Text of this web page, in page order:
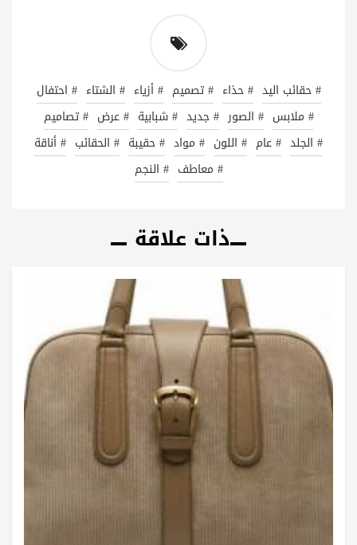
# حقائب اليد # حذاء # تصميم # أزياء # الشتاء # احتفال
# ملابس # الصور # جديد # شبابية # عرض # تصاميم
# الجلد # عام # اللون # مواد # حقيبة # الحقائب # أناقة
# معاطف # النجم
ذات علاقة